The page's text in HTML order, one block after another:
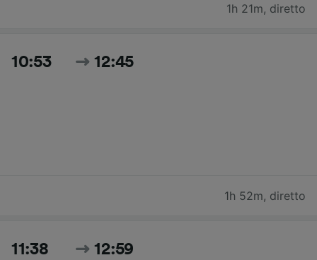
1h 21m, diretto
10:53 12:45
1h 52m, diretto
11:38 12:59